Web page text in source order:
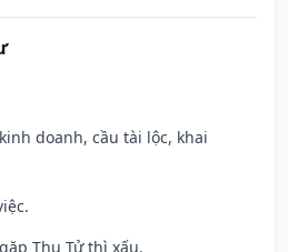
doanh, cầu tài lộc, khai
Thụ Tử thì xấu.